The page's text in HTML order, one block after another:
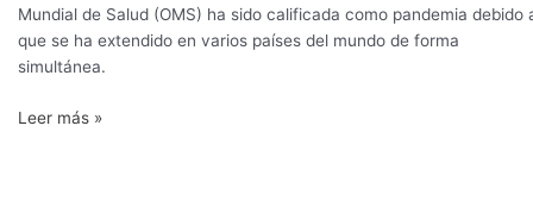
Mundial de Salud (OMS) ha sido calificada como pandemia debido
que se ha extendido en varios países del mundo de forma
simultánea.
Leer más »